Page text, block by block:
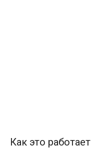
Как это работает